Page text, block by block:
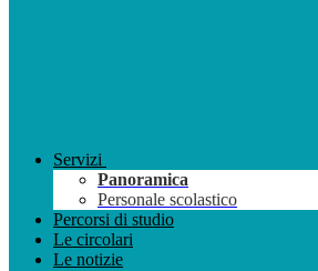
Servizi
Panoramica
Personale scolastico
Percorsi di studio
Le circolari
Le notizie